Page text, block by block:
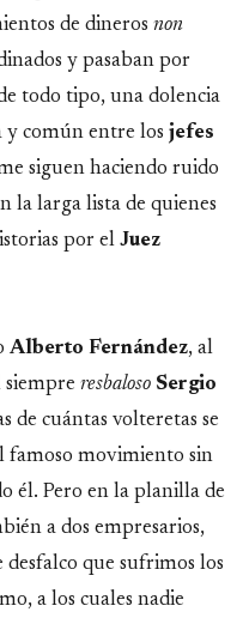
de dineros non
y pasaban por
todo tipo, una dolencia
y común entre los jefes
siguen haciendo ruido
la larga lista de quienes
por el Juez
Alberto Fernández, al
siempre resbaloso Sergio
de cuántas volteretas se
famoso movimiento sin
él. Pero en la planilla de
a dos empresarios,
que sufrimos los
a los cuales nadie